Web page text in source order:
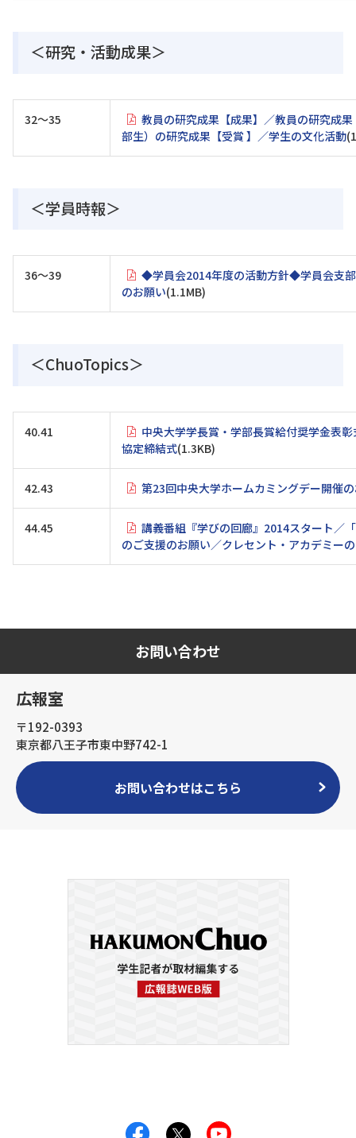
＜研究・活動成果＞
32～35
教員の研究成果【成果】／教員の研究成
部生）の研究成果【受賞 】／学生の文化活動
＜学員時報＞
36～39
◆学員会2014年度の活動方針◆学員会支
のお願い(1.1MB)
＜ChuoTopics＞
40.41
中央大学学長賞・学部長賞給付奨学金表
協定締結式(1.3KB)
42.43 第23回中央大学ホームカミングデー開催
44.45
講義番組『学びの回廊』2014スタート／
のご支援のお願い／クレセント・アカデミー
お問い合わせ
広報室
〒192-0393
東京都八王子市東中野742-1
お問い合わせはこちら